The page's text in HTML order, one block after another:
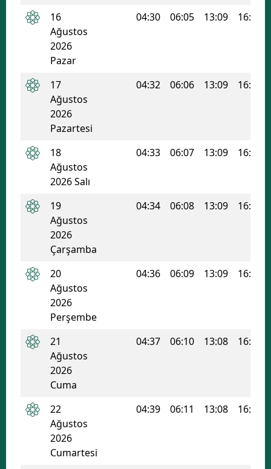
16
Ağustos
2026
Pazar
04:30 06:05 13:09 16:57
17
Ağustos
2026
Pazartesi
04:32 06:06 13:09 16:57
18
Ağustos
2026 Salı
04:33 06:07 13:09 16:56
19
Ağustos
2026
Çarşamba
04:34 06:08 13:09 16:55
20
Ağustos
2026
Perşembe
04:36 06:09 13:09 16:55
21
Ağustos
2026
Cuma
04:37 06:10 13:08 16:54
22
Ağustos
2026
Cumartesi
04:39 06:11 13:08 16:53